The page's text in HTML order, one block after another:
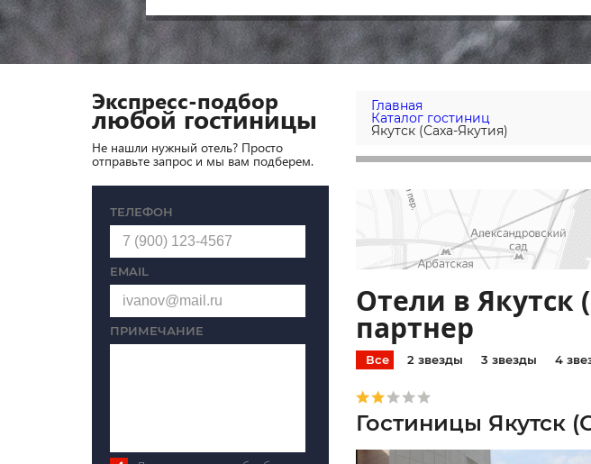
Главная
Каталог гостиниц
Якутск (Саха-Якутия)
Отели в Якутск
партнер
Все 2 звезды 3 звезды 4
Гостиницы Якутск
Экспресс-подбор
любой гостиницы
Не нашли нужный отель? Просто
отправьте запрос и мы вам подберем.
ТЕЛЕФОН
EMAIL
ПРИМЕЧАНИЕ